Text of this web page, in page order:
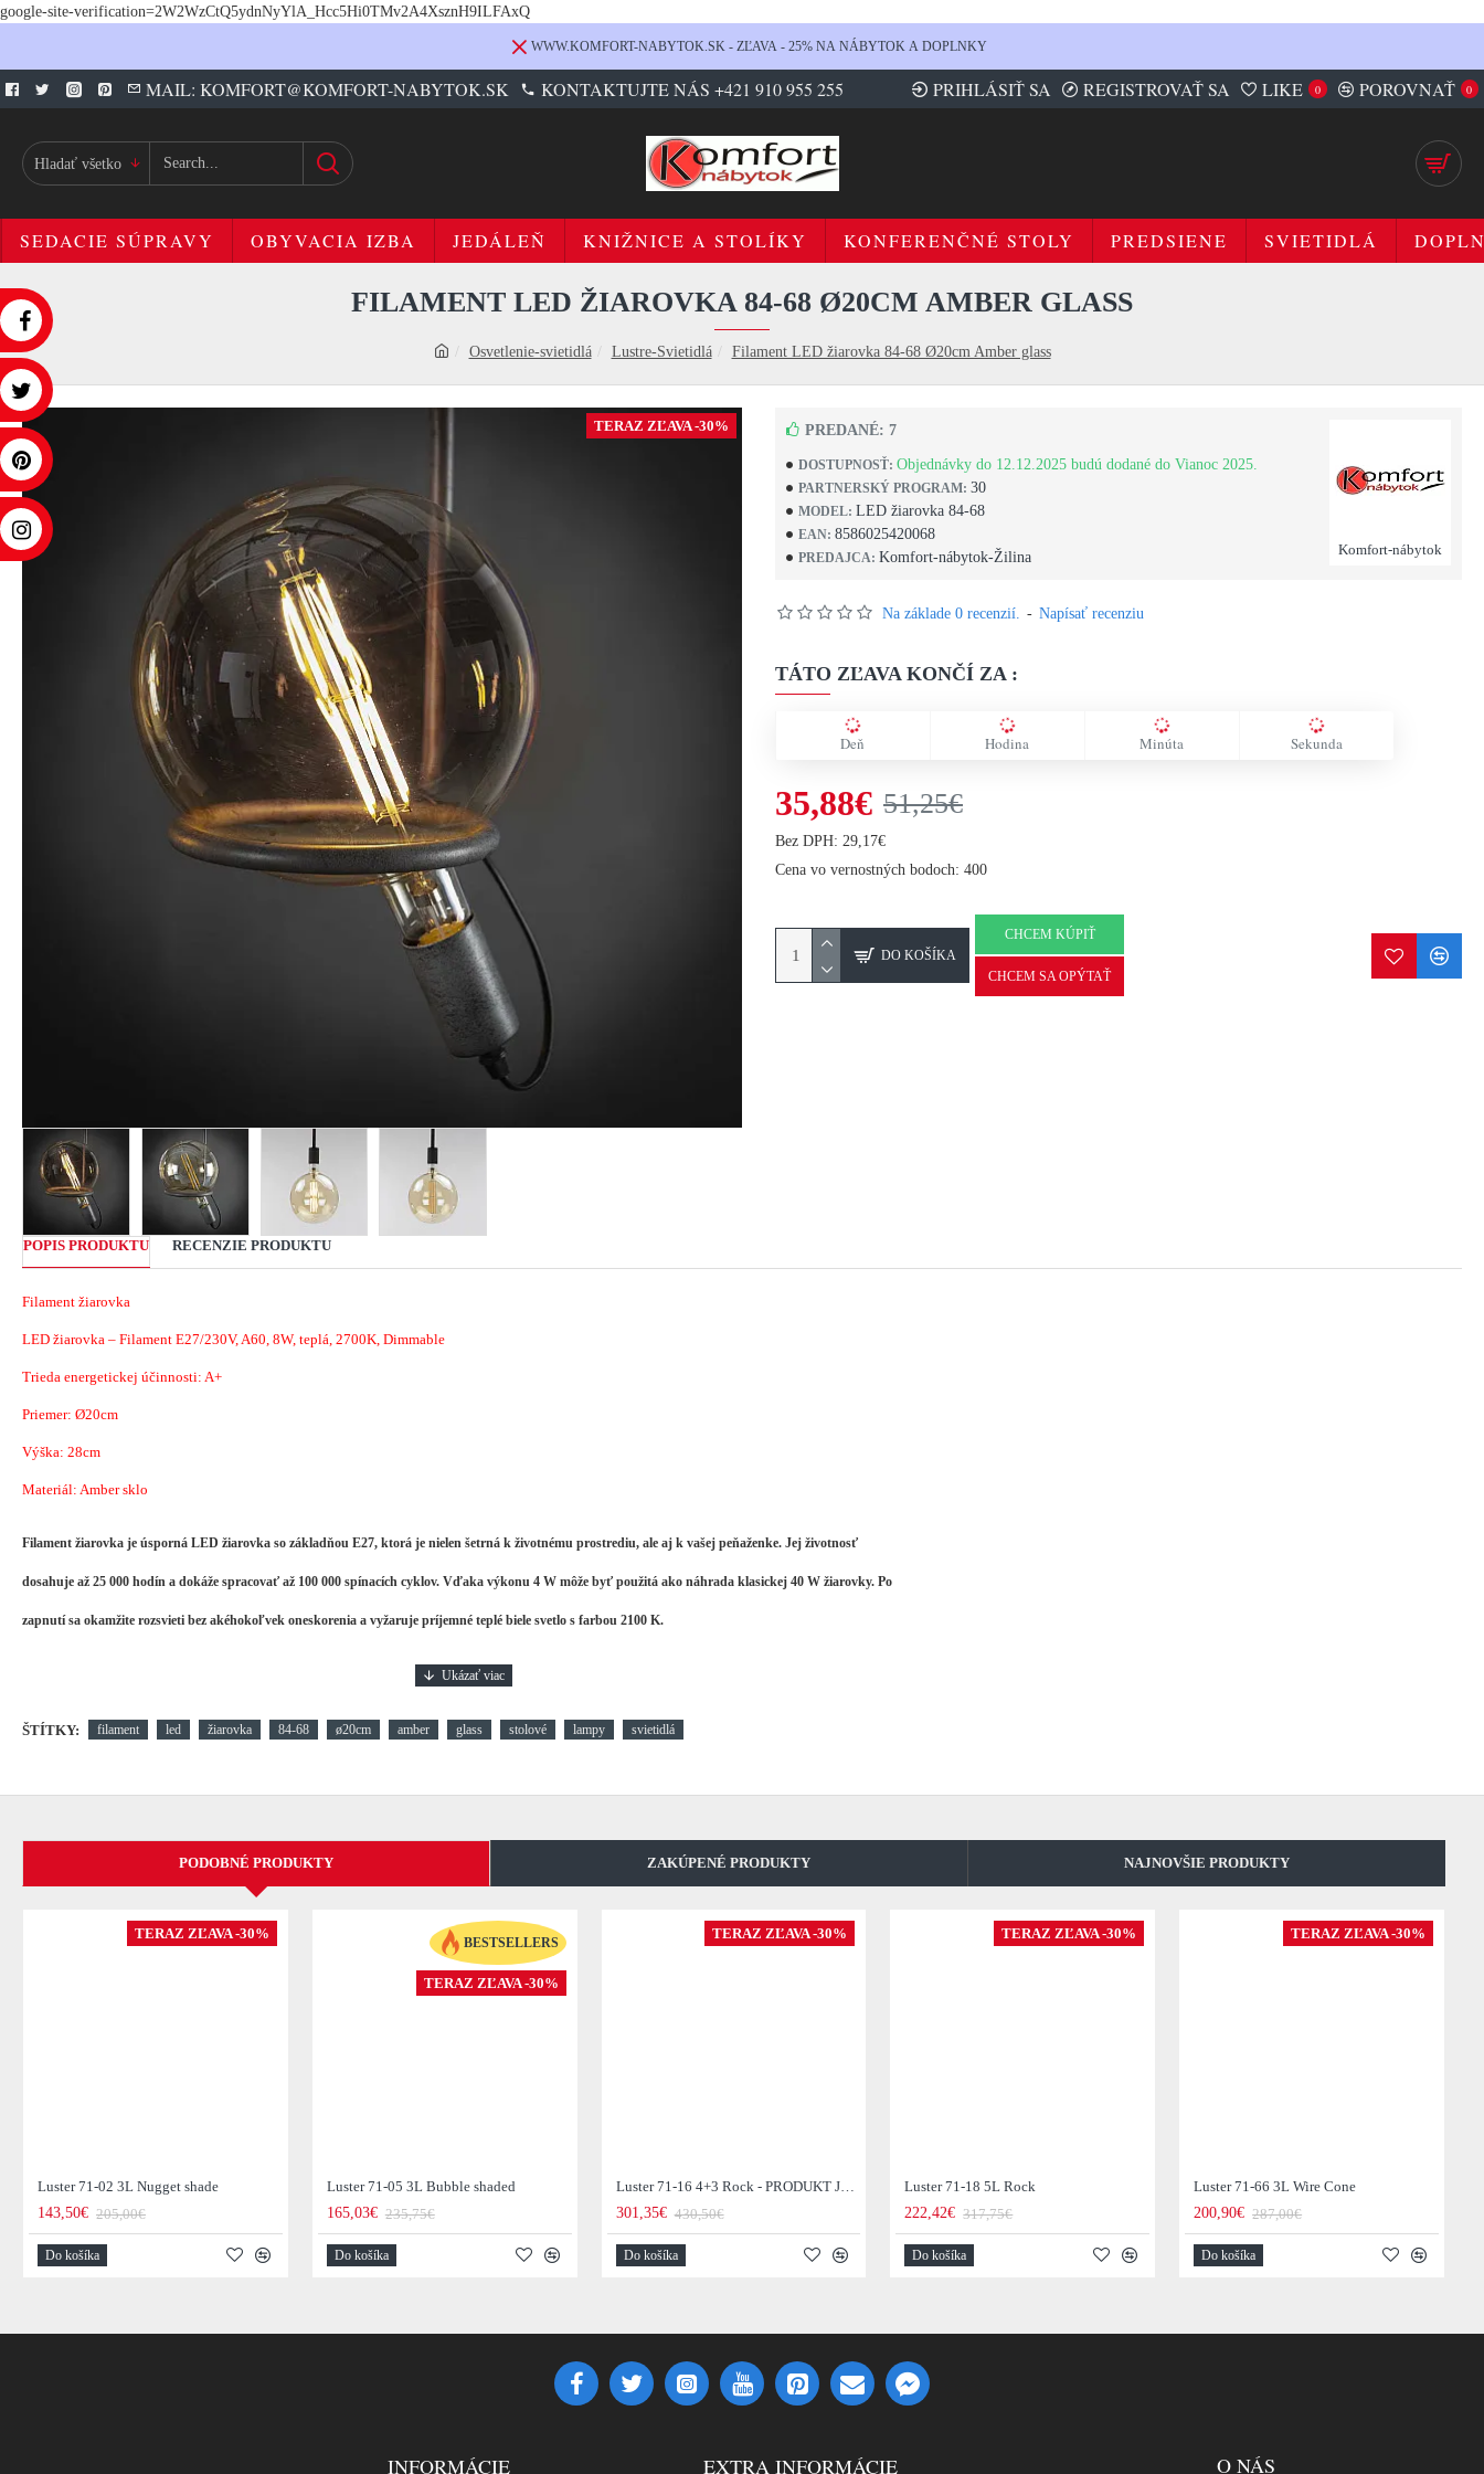
google-site-verification=2W2WzCtQ5ydnNyYlA_Hcc5Hi0TMv2A4XsznH9ILFAxQ
WWW.KOMFORT-NABYTOK.SK - ZĽAVA - 25% NA NÁBYTOK A DOPLNKY
MAIL: KOMFORT@KOMFORT-NABYTOK.SK KONTAKTUJTE NÁS +421 910 955 255 PRIHLÁSIŤ SA REGISTROVAŤ SA LIKE 0 POROVNAŤ 0
Hladať všetko
SEDACIE SÚPRAVY OBYVACIA IZBA JEDÁLEŇ KNIŽNICE A STOLÍKY KONFERENČNÉ STOLY PREDSIENE SVIETIDLÁ
Osvetlenie-svietidlá Lustre-Svietidlá Filament LED žiarovka 84-68 Ø20cm Amber glass
FILAMENT LED ŽIAROVKA 84-68 Ø20CM AMBER GLASS
TERAZ ZĽAVA -30%
DOSTUPNOSŤ: Objednávky do 12.12.2025 budú dodané do Vianoc 2025.
PARTNERSKÝ PROGRAM: 30
MODEL: LED žiarovka 84-68
EAN: 8586025420068
PREDAJCA: Komfort-nábytok-Žilina Komfort-nábytok
PREDANÉ: 7
Na základe 0 recenzií. - Napísať recenziu
TÁTO ZĽAVA KONČÍ ZA :
Deň Hodina Minúta Sekunda
35,88€ 51,25€
Bez DPH: 29,17€
Cena vo vernostných bodoch: 400
DO KOŠÍKA
CHCEM KÚPIŤ
CHCEM SA OPÝTAŤ
POPIS PRODUKTU RECENZIE PRODUKTU
Filament žiarovka
LED žiarovka – Filament E27/230V, A60, 8W, teplá, 2700K, Dimmable
Trieda energetickej účinnosti: A+
Priemer: Ø20cm
Výška: 28cm
Materiál: Amber sklo
Filament žiarovka je úsporná LED žiarovka so základňou E27, ktorá je nielen šetrná k životnému prostrediu, ale aj k vašej peňaženke. Jej životnosť
dosahuje až 25 000 hodín a dokáže spracovať až 100 000 spínacích cyklov. Vďaka výkonu 4 W môže byť použitá ako náhrada klasickej 40 W žiarovky. Po
zapnutí sa okamžite rozsvieti bez akéhokoľvek oneskorenia a vyžaruje príjemné teplé biele svetlo s farbou 2100 K.
ŠTÍTKY: filament led žiarovka 84-68 ø20cm amber glass stolové lampy svietidlá
PODOBNÉ PRODUKTY ZAKÚPENÉ PRODUKTY NAJNOVŠIE PRODUKTY
TERAZ ZĽAVA -30%
Luster 71-02 3L Nugget shade
143,50€ 205,00€
Do košíka
BESTSELLERS
TERAZ ZĽAVA -30%
Luster 71-05 3L Bubble shaded
165,03€ 235,75€
Do košíka
TERAZ ZĽAVA -30%
Luster 71-16 4+3 Rock - PRODUKT JE SKLADOM U NÁS - 1Ks
301,35€ 430,50€
Do košíka
TERAZ ZĽAVA -30%
Luster 71-18 5L Rock
222,42€ 317,75€
Do košíka
TERAZ ZĽAVA -30%
Luster 71-66 3L Wire Cone
200,90€ 287,00€
Do košíka
INFORMÁCIE EXTRA INFORMÁCIE O NÁS